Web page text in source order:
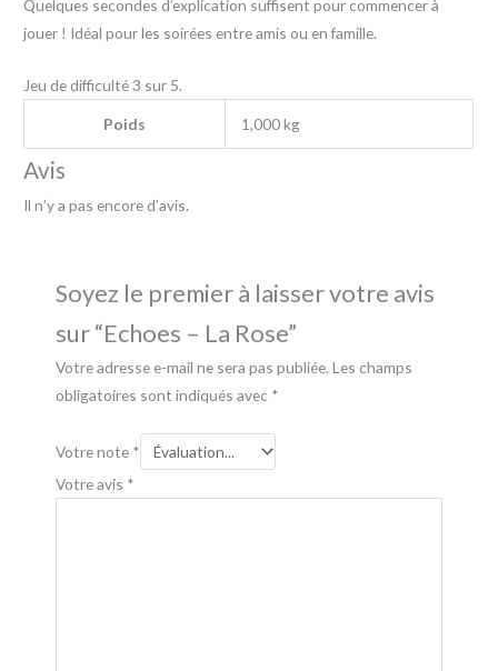
Quelques secondes d’explication suffisent pour commencer à
jouer ! Idéal pour les soirées entre amis ou en famille.
Jeu de difficulté 3 sur 5.
Poids 1,000 kg
Avis
Il n’y a pas encore d’avis.
Soyez le premier à laisser votre avis
sur “Echoes – La Rose”
Votre adresse e-mail ne sera pas publiée. Les champs
obligatoires sont indiqués avec *
Votre note *
Votre avis *